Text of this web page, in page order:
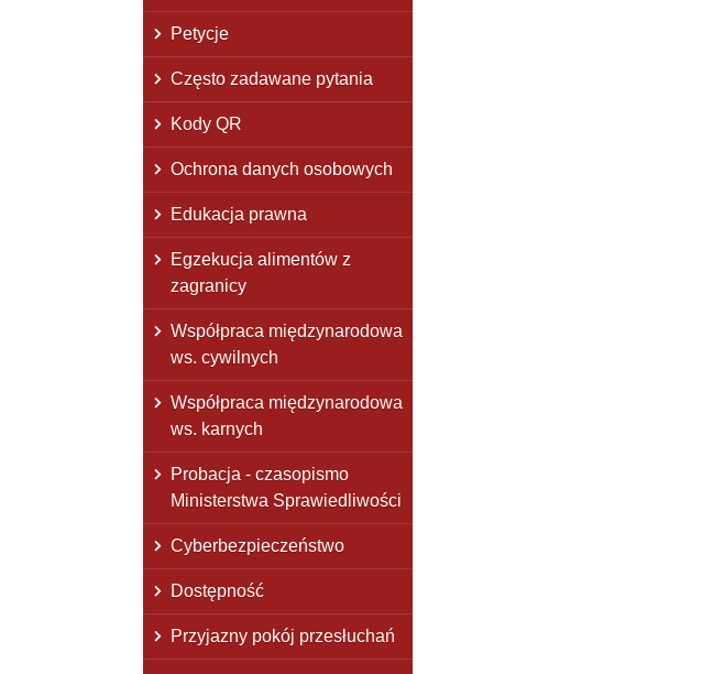
Petycje
Często zadawane pytania
Kody QR
Ochrona danych osobowych
Edukacja prawna
Egzekucja alimentów z
zagranicy
Współpraca międzynarodowa
ws. cywilnych
Współpraca międzynarodowa
ws. karnych
Probacja - czasopismo
Ministerstwa Sprawiedliwości
Cyberbezpieczeństwo
Dostępność
Przyjazny pokój przesłuchań